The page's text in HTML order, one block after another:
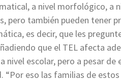
a nivel morfológico, a
pero también pueden tener
es decir, que les
que el TEL afecta
nivel escolar, pero a pesar
“Por eso las familias de